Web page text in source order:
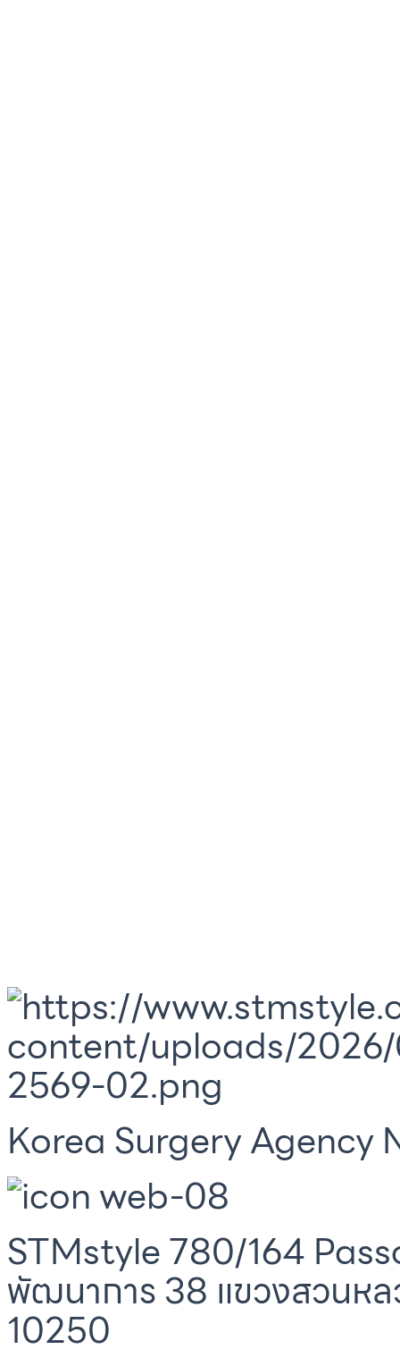
Korea Surgery Agency
STMstyle 780/164
พัฒนาการ 38 แขวงสวนหล
10250